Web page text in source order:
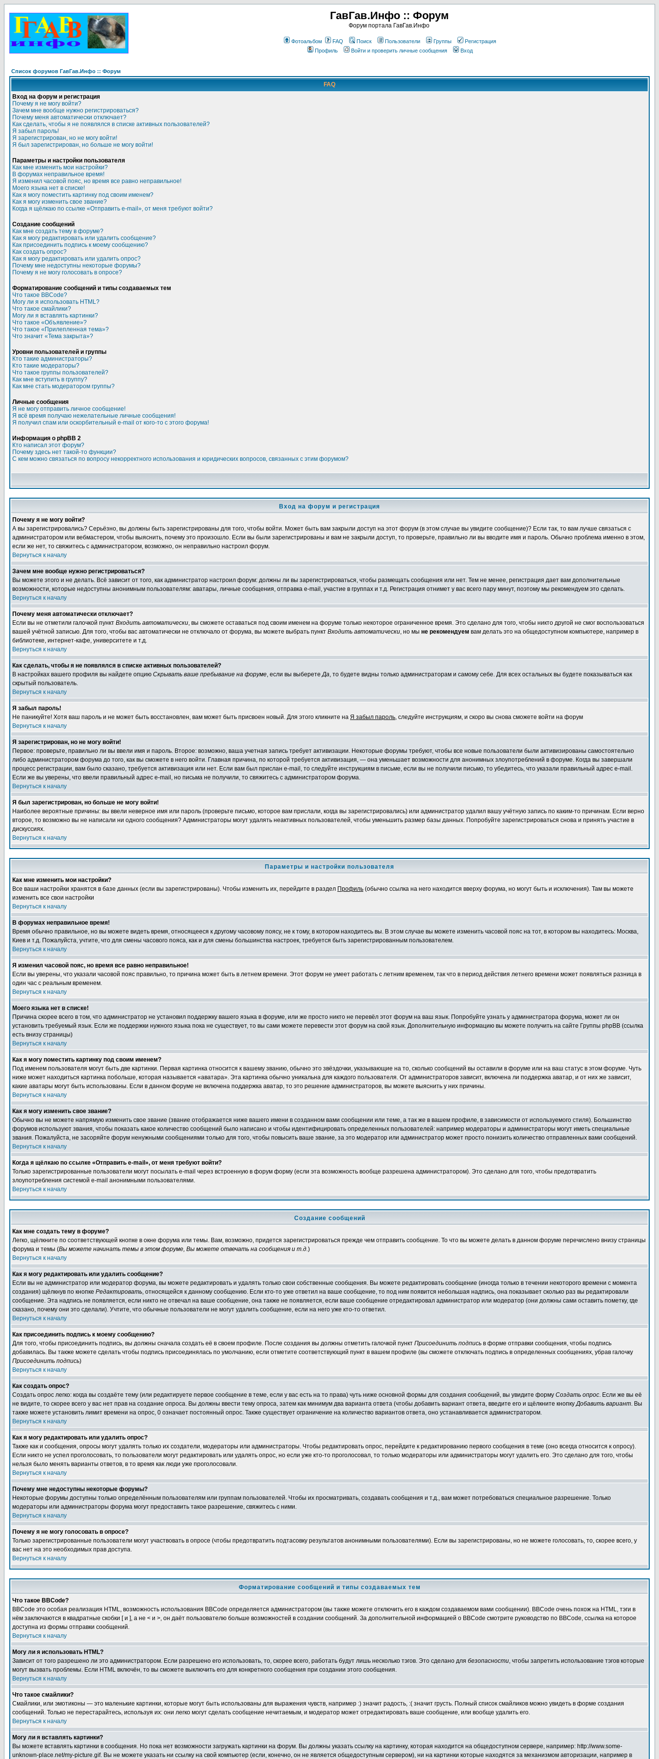
ГавГав.Инфо :: Форум
Форум портала ГавГав.Инфо
Фотоальбом FAQ Поиск Пользователи Группы
Регистрация
Профиль
Войти и проверить личные сообщения Вход
Список форумов ГавГав.Инфо :: Форум
FAQ
Вход на форум и регистрация
Почему я не могу войти?
Зачем мне вообще нужно регистрироваться?
Почему меня автоматически отключает?
Как сделать, чтобы я не появлялся в списке активных пользователей?
Я забыл пароль!
Я зарегистрирован, но не могу войти!
Я был зарегистрирован, но больше не могу войти!
Параметры и настройки пользователя
Как мне изменить мои настройки?
В форумах неправильное время!
Я изменил часовой пояс, но время все равно неправильное!
Моего языка нет в списке!
Как я могу поместить картинку под своим именем?
Как я могу изменить свое звание?
Когда я щёлкаю по ссылке «Отправить e-mail», от меня требуют войти?
Создание сообщений
Как мне создать тему в форуме?
Как я могу редактировать или удалить сообщение?
Как присоединить подпись к моему сообщению?
Как создать опрос?
Как я могу редактировать или удалить опрос?
Почему мне недоступны некоторые форумы?
Почему я не могу голосовать в опросе?
Форматирование сообщений и типы создаваемых тем
Что такое BBCode?
Могу ли я использовать HTML?
Что такое смайлики?
Могу ли я вставлять картинки?
Что такое «Объявление»?
Что такое «Прилепленная тема»?
Что значит «Тема закрыта»?
Уровни пользователей и группы
Кто такие администраторы?
Кто такие модераторы?
Что такое группы пользователей?
Как мне вступить в группу?
Как мне стать модератором группы?
Личные сообщения
Я не могу отправить личное сообщение!
Я всё время получаю нежелательные личные сообщения!
Я получил спам или оскорбительный e-mail от кого-то с этого форума!
Информация о phpBB 2
Кто написал этот форум?
Почему здесь нет такой-то функции?
С кем можно связаться по вопросу некорректного использования и юридических вопросов, связанных с этим форумом?
Вход на форум и регистрация
Почему я не могу войти?
А вы зарегистрировались? Серьёзно, вы должны быть зарегистрированы для того, чтобы войти. Может быть вам закрыли доступ на этот форум (в этом случае вы увидите сообщение)? Если так, то вам лучше связаться с
администратором или вебмастером, чтобы выяснить, почему это произошло. Если вы были зарегистрированы и вам не закрыли доступ, то проверьте, правильно ли вы вводите имя и пароль. Обычно проблема именно в этом,
если же нет, то свяжитесь с администратором, возможно, он неправильно настроил форум.
Вернуться к началу
Зачем мне вообще нужно регистрироваться?
Вы можете этого и не делать. Всё зависит от того, как администратор настроил форум: должны ли вы зарегистрироваться, чтобы размещать сообщения или нет. Тем не менее, регистрация дает вам дополнительные
возможности, которые недоступны анонимным пользователям: аватары, личные сообщения, отправка e-mail, участие в группах и т.д. Регистрация отнимет у вас всего пару минут, поэтому мы рекомендуем это сделать.
Вернуться к началу
Почему меня автоматически отключает?
Если вы не отметили галочкой пункт Входить автоматически, вы сможете оставаться под своим именем на форуме только некоторое ограниченное время. Это сделано для того, чтобы никто другой не смог воспользоваться
вашей учётной записью. Для того, чтобы вас автоматически не отключало от форума, вы можете выбрать пункт Входить автоматически, но мы не рекомендуем вам делать это на общедоступном компьютере, например в
библиотеке, интернет-кафе, университете и т.д.
Вернуться к началу
Как сделать, чтобы я не появлялся в списке активных пользователей?
В настройках вашего профиля вы найдете опцию Скрывать ваше пребывание на форуме, если вы выберетеДа, то будете видны только администраторам и самому себе. Для всех остальных вы будете показываться как
скрытый пользователь.
Вернуться к началу
Я забыл пароль!
Не паникуйте! Хотя ваш пароль и не может быть восстановлен, вам может быть присвоен новый. Для этого кликните на Я забыл пароль, следуйте инструкциям, и скоро вы снова сможете войти на форум
Вернуться к началу
Я зарегистрирован, но не могу войти!
Первое: проверьте, правильно ли вы ввели имя и пароль. Второе: возможно, ваша учетная запись требует активизации. Некоторые форумы требуют, чтобы все новые пользователи были активизированы самостоятельно
либо администратором форума до того, как вы сможете в него войти. Главная причина, по которой требуется активизация, — она уменьшает возможности для анонимных злоупотреблений в форуме. Когда вы завершали
процесс регистрации, вам было сказано, требуется активизация или нет. Если вам был прислан e-mail, то следуйте инструкциям в письме, если вы не получили письмо, то убедитесь, что указали правильный адрес e-mail.
Если же вы уверены, что ввели правильный адрес e-mail, но письма не получили, то свяжитесь с администратором форума.
Вернуться к началу
Я был зарегистрирован, но больше не могу войти!
Наиболее вероятные причины: вы ввели неверное имя или пароль (проверьте письмо, которое вам прислали, когда вы зарегистрировались) или администратор удалил вашу учётную запись по каким-то причинам. Если верно
второе, то возможно вы не написали ни одного сообщения? Администраторы могут удалять неактивных пользователей, чтобы уменьшить размер базы данных. Попробуйте зарегистрироваться снова и принять участие в
дискуссиях.
Вернуться к началу
Параметры и настройки пользователя
Как мне изменить мои настройки?
Все ваши настройки хранятся в базе данных (если вы зарегистрированы). Чтобы изменить их, перейдите в раздел Профиль (обычно ссылка на него находится вверху форума, но могут быть и исключения). Там вы можете
изменить все свои настройки
Вернуться к началу
В форумах неправильное время!
Время обычно правильное, но вы можете видеть время, относящееся к другому часовому поясу, не к тому, в котором находитесь вы. В этом случае вы можете изменить часовой пояс на тот, в котором вы находитесь: Москва,
Киев и т.д. Пожалуйста, учтите, что для смены часового пояса, как и для смены большинства настроек, требуется быть зарегистрированным пользователем.
Вернуться к началу
Я изменил часовой пояс, но время все равно неправильное!
Если вы уверены, что указали часовой пояс правильно, то причина может быть в летнем времени. Этот форум не умеет работать с летним временем, так что в период действия летнего времени может появляться разница в
один час с реальным временем.
Вернуться к началу
Моего языка нет в списке!
Причина скорее всего в том, что администратор не установил поддержку вашего языка в форуме, или же просто никто не перевёл этот форум на ваш язык. Попробуйте узнать у администратора форума, может ли он
установить требуемый язык. Если же поддержки нужного языка пока не существует, то вы сами можете перевести этот форум на свой язык. Дополнительную информацию вы можете получить на сайте Группы phpBB (ссылка
есть внизу страницы)
Вернуться к началу
Как я могу поместить картинку под своим именем?
Под именем пользователя могут быть две картинки. Первая картинка относится к вашему званию, обычно это звёздочки, указывающие на то, сколько сообщений вы оставили в форуме или на ваш статус в этом форуме. Чуть
ниже может находиться картинка побольше, которая называется «аватара». Эта картинка обычно уникальна для каждого пользователя. От администраторов зависит, включена ли поддержка аватар, и от них же зависит,
какие аватары могут быть использованы. Если в данном форуме не включена поддержка аватар, то это решение администраторов, вы можете выяснить у них причины.
Вернуться к началу
Как я могу изменить свое звание?
Обычно вы не можете напрямую изменить свое звание (звание отображается ниже вашего имени в созданном вами сообщении или теме, а так же в вашем профиле, в зависимости от используемого стиля). Большинство
форумов используют звания, чтобы показать какое количество сообщений было написано и чтобы идентифицировать определенных пользователей: например модераторы и администраторы могут иметь специальные
звания. Пожалуйста, не засоряйте форум ненужными сообщениями только для того, чтобы повысить ваше звание, за это модератор или администратор может просто понизить количество отправленных вами сообщений.
Вернуться к началу
Когда я щёлкаю по ссылке «Отправить e-mail», от меня требуют войти?
Только зарегистрированные пользователи могут посылать e-mail через встроенную в форум форму (если эта возможность вообще разрешена администратором). Это сделано для того, чтобы предотвратить
злоупотребления системой e-mail анонимными пользователями.
Вернуться к началу
Создание сообщений
Как мне создать тему в форуме?
Легко, щёлкните по соответствующей кнопке в окне форума или темы. Вам, возможно, придется зарегистрироваться прежде чем отправить сообщение. То что вы можете делать в данном форуме перечислено внизу страницы
форума и темы (Вы можете начинать темы в этом форуме, Вы можете отвечать на сообщения и т.д.)
Вернуться к началу
Как я могу редактировать или удалить сообщение?
Если вы не администратор или модератор форума, вы можете редактировать и удалять только свои собственные сообщения. Вы можете редактировать сообщение (иногда только в течении некоторого времени с момента
создания) щёлкнув по кнопке Редактировать, относящейся к данному сообщению. Если кто-то уже ответил на ваше сообщение, то под ним появится небольшая надпись, она показывает сколько раз вы редактировали
сообщение. Эта надпись не появляется, если никто не отвечал на ваше сообщение, она также не появляется, если ваше сообщение отредактировал администратор или модератор (они должны сами оставить пометку, где
сказано, почему они это сделали). Учтите, что обычные пользователи не могут удалить сообщение, если на него уже кто-то ответил.
Вернуться к началу
Как присоединить подпись к моему сообщению?
Для того, чтобы присоединить подпись, вы должны сначала создать её в своем профиле. После создания вы должны отметить галочкой пункт Присоединить подпись в форме отправки сообщения, чтобы подпись
добавилась. Вы также можете сделать чтобы подпись присоединялась по умолчанию, если отметите соответствующий пункт в вашем профиле (вы сможете отключать подпись в определенных сообщениях, убрав галочку
Присоединить подпись)
Вернуться к началу
Как создать опрос?
Создать опрос легко: когда вы создаёте тему (или редактируете первое сообщение в теме, если у вас есть на то права) чуть ниже основной формы для создания сообщений, вы увидите форму Создать опрос. Если же вы её
не видите, то скорее всего у вас нет прав на создание опроса. Вы должны ввести тему опроса, затем как минимум два варианта ответа (чтобы добавить вариант ответа, введите его и щёлкните кнопкуДобавить вариант. Вы
также можете установить лимит времени на опрос, 0 означает постоянный опрос. Также существует ограничение на количество вариантов ответа, оно устанавливается администратором.
Вернуться к началу
Как я могу редактировать или удалить опрос?
Также как и сообщения, опросы могут удалять только их создатели, модераторы или администраторы. Чтобы редактировать опрос, перейдите к редактированию первого сообщения в теме (оно всегда относится к опросу).
Если никто не успел проголосовать, то пользователи могут редактировать или удалять опрос, но если уже кто-то проголосовал, то только модераторы или администраторы могут удалить его. Это сделано для того, чтобы
нельзя было менять варианты ответов, в то время как люди уже проголосовали.
Вернуться к началу
Почему мне недоступны некоторые форумы?
Некоторые форумы доступны только определённым пользователям или группам пользователей. Чтобы их просматривать, создавать сообщения и т.д., вам может потребоваться специальное разрешение. Только
модераторы или администраторы форума могут предоставить такое разрешение, свяжитесь с ними.
Вернуться к началу
Почему я не могу голосовать в опросе?
Только зарегистрированные пользователи могут участвовать в опросе (чтобы предотвратить подтасовку результатов анонимными пользователями). Если вы зарегистрированы, но не можете голосовать, то, скорее всего, у
вас нет на это необходимых прав доступа.
Вернуться к началу
Форматирование сообщений и типы создаваемых тем
Что такое BBCode?
BBCode это особая реализация HTML, возможность использования BBCode определяется администратором (вы также можете отключить его в каждом создаваемом вами сообщении). BBCode очень похож на HTML, тэги в
нём заключаются в квадратные скобки [ и ], а не < и >, он даёт пользователю больше возможностей в создании сообщений. За дополнительной информацией о BBCode смотрите руководство по BBCode, ссылка на которое
доступна из формы отправки сообщений.
Вернуться к началу
Могу ли я использовать HTML?
Зависит от того разрешено ли это администратором. Если разрешено его использовать, то, скорее всего, работать будут лишь несколько тэгов. Это сделано для безопасности, чтобы запретить использование тэгов которые
могут вызвать проблемы. Если HTML включён, то вы сможете выключить его для конкретного сообщения при создании этого сообщения.
Вернуться к началу
Что такое смайлики?
Смайлики, или эмотиконы — это маленькие картинки, которые могут быть использованы для выражения чувств, например :) значит радость, :( значит грусть. Полный список смайликов можно увидеть в форме создания
сообщений. Только не перестарайтесь, используя их: они легко могут сделать сообщение нечитаемым, и модератор может отредактировать ваше сообщение, или вообще удалить его.
Вернуться к началу
Могу ли я вставлять картинки?
Вы можете вставлять картинки в сообщения. Но пока нет возможности загружать картинки на форум. Вы должны указать ссылку на картинку, которая находится на общедоступном сервере, например: http://www.some-
unknown-place.net/my-picture.gif. Вы не можете указать ни ссылку на свой компьютер (если, конечно, он не является общедоступным сервером), ни на картинки которые находятся за механизмом авторизации, например в